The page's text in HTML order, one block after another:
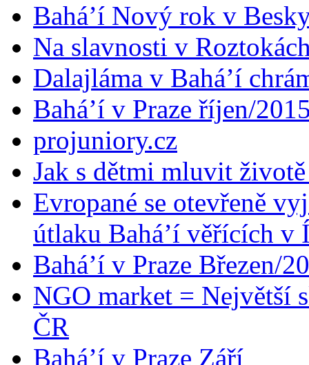
Bahá’í Nový rok v
Na slavnosti v
Dalajláma v Bahá’í
Bahá’í v Praze říjen/
projuniory.cz
Jak s dětmi mluvit
Evropané se otevřeně
útlaku Bahá’í věřících v
Bahá’í v Praze Březen/
NGO market = Největší
ČR
Bahá’í v Praze Září